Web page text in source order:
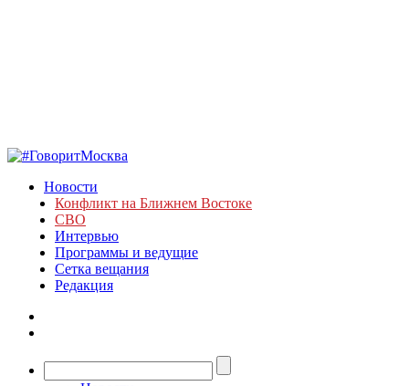
Новости
Конфликт на Ближнем Востоке
СВО
Интервью
Программы и ведущие
Сетка вещания
Редакция